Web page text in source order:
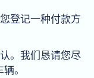
登记一种付款方
。我们恳请您尽
。